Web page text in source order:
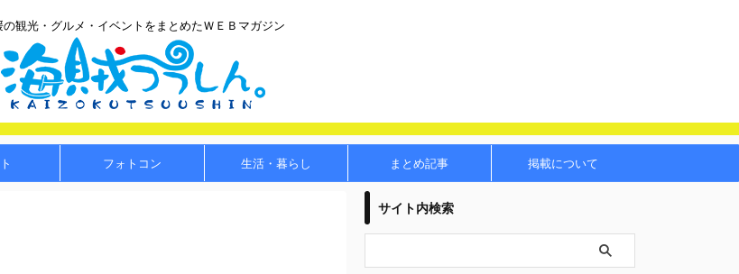
の観光・グルメ・イベントをまとめたＷＥＢマガジン
フォトコン 生活・暮らし まとめ記事 掲載について
サイト内検索